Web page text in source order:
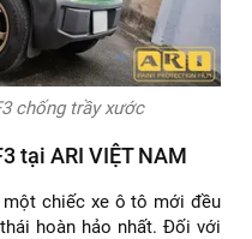
chống trầy xước
tại ARI VIỆT NAM
chiếc xe ô tô mới đều
hoàn hảo nhất. Đối với